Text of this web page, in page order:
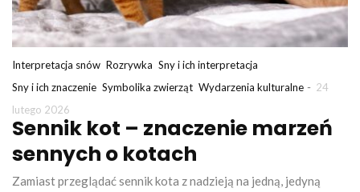
Interpretacja snów Rozrywka Sny i ich interpretacja
Sny i ich znaczenie Symbolika zwierząt Wydarzenia kulturalne - 24
lutego 2026
Sennik kot – znaczenie marzeń
sennych o kotach
Zamiast przeglądać sennik kota z nadzieją na jedną, jedyną